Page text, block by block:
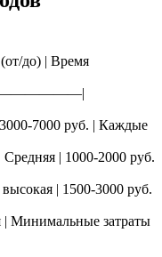
до) | Время
7000 руб. | Каждые
| 1000-2000 руб.
| 1500-3000 руб.
| Минимальные затраты